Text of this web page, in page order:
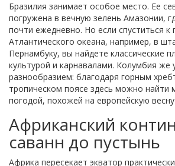
Бразилия занимает особое место. Ее
погружена в вечную зелень Амазонии,
почти ежедневно. Но если спуститься
Атлантического океана, например, в
Пернамбуку, вы найдете классические
культурой и карнавалами. Колумбия же
разнообразием: благодаря горным
тропическом поясе здесь можно найти
погодой, похожей на европейскую весну.
Африканский
саванн до пустынь
Африка пересекает экватор